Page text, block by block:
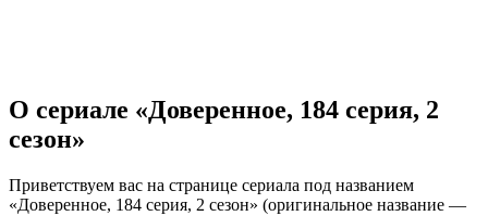
О сериале «Доверенное, 184 серия, 2
сезон»
Приветствуем вас на странице сериала под названием
«Доверенное, 184 серия, 2 сезон» (оригинальное название —